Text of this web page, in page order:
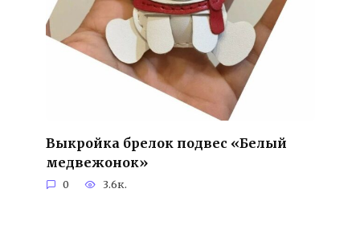
Выкройка брелок подвес «Белый
медвежонок»
0 3.6к.